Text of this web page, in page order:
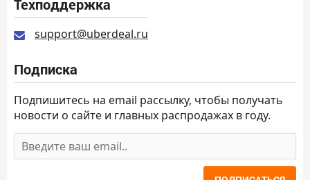
Техподдержка
support@uberdeal.ru
Подписка
Подпишитесь на email рассылку, чтобы получать
новости о сайте и главных распродажах в году.